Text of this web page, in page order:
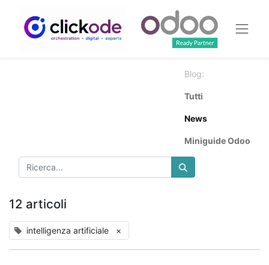
Blog:
Tutti
News
Miniguide Odoo
12 articoli
intelligenza artificiale ×